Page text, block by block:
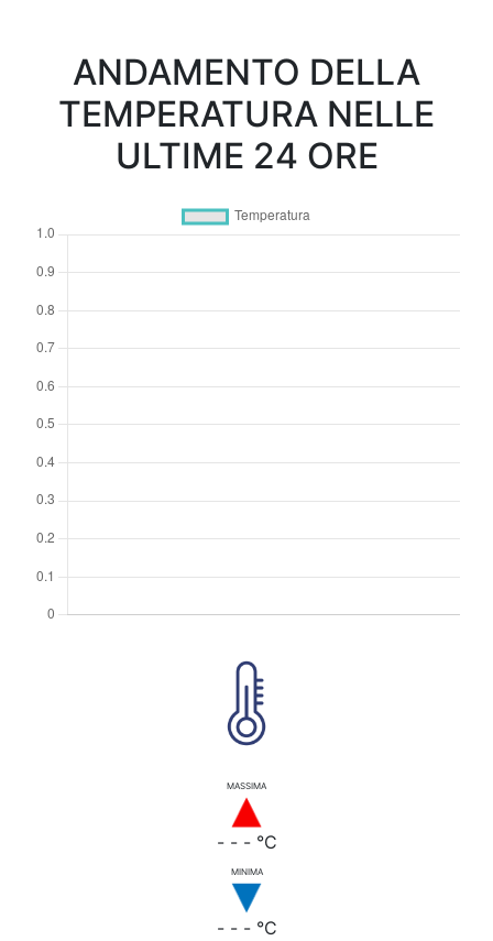
ANDAMENTO DELLA
TEMPERATURA NELLE
ULTIME 24 ORE
MASSIMA
- - - °C
MINIMA
- - - °C